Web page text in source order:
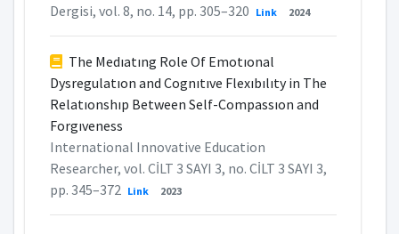
Dergisi, vol. 8, no. 14, pp. 305–320 Link 2024
The Medıatıng Role Of Emotıonal
Dysregulatıon and Cognıtıve Flexıbılıty in The
Relatıonshıp Between Self-Compassıon and
Forgıveness
International Innovative Education
Researcher, vol. CİLT 3 SAYI 3, no. CİLT 3 SAYI 3,
pp. 345–372 Link 2023